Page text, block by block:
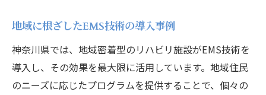
神奈川県の住民が選ぶリハビリ方法
地域密着型のEMSと楽トレの展開
住民の声を集めたリハビリの改善点
地域医療と連携したリハビリ施策
地域に根ざしたEMS技術の導入事例
神奈川県では、地域密着型のリハビリ施設がEMS技術を
導入し、その効果を最大限に活用しています。地域住民
のニーズに応じたプログラムを提供することで、個々の